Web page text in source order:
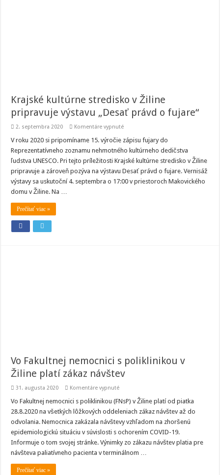
Krajské kultúrne stredisko v Žiline
pripravuje výstavu „Desať právd o fujare“
2. septembra 2020 Komentáre vypnuténa
kultúrne
stredisko
v
Žiline
pripravuje
výstavu
právd
V roku 2020 si pripomíname 15. výročie zápisu fujary do
Reprezentatívneho zoznamu nehmotného kultúrneho dedičstva
ľudstva UNESCO. Pri tejto príležitosti Krajské kultúrne stredisko v Žiline
pripravuje a zároveň pozýva na výstavu Desať právd o fujare. Vernisáž
výstavy sa uskutoční 4. septembra o 17:00 v priestoroch Makovického
domu v Žiline. Na …
Prečítať viac »
Vo Fakultnej nemocnici s poliklinikou v
Žiline platí zákaz návštev
31. augusta 2020 Komentáre vypnuténa
Fakultnej
s
poliklinikou
v
Žiline
zákaz
návštev
Vo Fakultnej nemocnici s poliklinikou (FNsP) v Žiline platí od piatka
28.8.2020 na všetkých lôžkových oddeleniach zákaz návštev až do
odvolania. Nemocnica zakázala návštevy vzhľadom na zhoršenú
epidemiologickú situáciu v súvislosti s ochorením COVID-19.
Informuje o tom svojej stránke. Výnimky zo zákazu návštev platia pre
návšteva paliatívneho pacienta v terminálnom …
Prečítať viac »